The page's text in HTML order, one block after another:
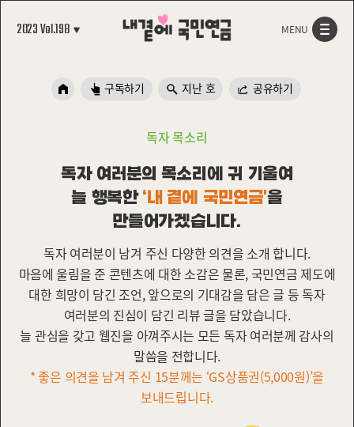
2023 Vol.198 MENU
구독하기 지난 호 공유하기
독자 목소리
독자 여러분의 목소리에 귀 기울여
늘 행복한 ‘내 곁에 국민연금＇을
만들어가겠습니다.
독자 여러분이 남겨 주신 다양한 의견을 소개 합니다.
마음에 울림을 준 콘텐츠에 대한 소감은 물론, 국민연금 제도에
대한 희망이 담긴 조언, 앞으로의 기대감을 담은 글 등 독자
여러분의 진심이 담긴 리뷰 글을 담았습니다.
늘 관심을 갖고 웹진을 아껴주시는 모든 독자 여러분께 감사의
말씀을 전합니다.
* 좋은 의견을 남겨 주신 15분께는 ‘GS상품권(5,000원)’을
보내드립니다.